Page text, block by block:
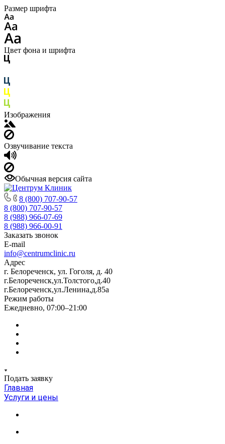
Размер шрифта
Цвет фона и шрифта
Изображения
Озвучивание текста
Обычная версия сайта
8 (800) 707-90-57
8 (800) 707-90-57
8 (988) 966-07-69
8 (988) 966-00-91
Заказать звонок
E-mail
info@centrumclinic.ru
Адрес
г. Белореченск, ул. Гоголя, д. 40
г.Белореченск,ул.Толстого,д.40
г.Белореченск,ул.Ленина,д.85а
Режим работы
Ежедневно, 07:00–21:00
Подать заявку
Главная
Услуги и цены